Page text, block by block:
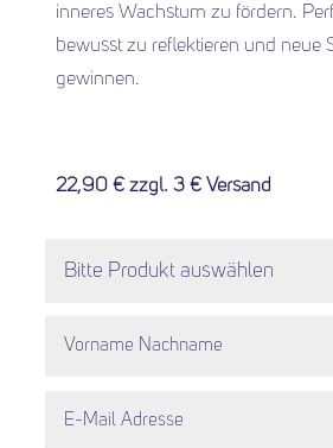
inneres Wachstum zu fördern.
bewusst zu reflektieren und neue
gewinnen.
22,90 € zzgl. 3 € Versand